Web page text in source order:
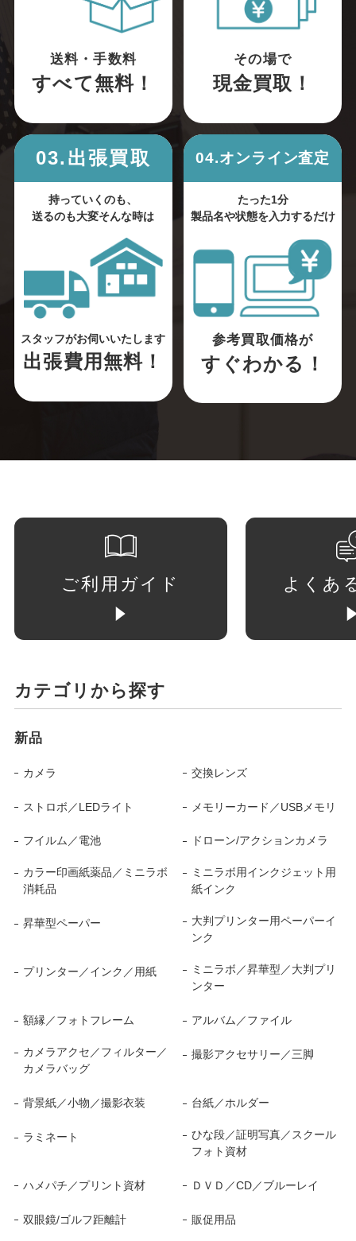
送料・手数料
すべて無料！
その場で
現金買取！
03.出張買取
持っていくのも、
送るのも大変そんな時は
スタッフがお伺いいたします
出張費用無料！
04.オンライン査定
たった1分
製品名や状態を入力するだけ
参考買取価格が
すぐわかる！
ご利用ガイド よくあ
カテゴリから探す
新品
カメラ 交換レンズ
ストロボ／LEDライト メモリーカード／USBメモリ
フイルム／電池 ドローン/アクションカメラ
カラー印画紙薬品／ミニラボ
消耗品
ミニラボ用インクジェット用
紙インク
昇華型ペーパー
大判プリンター用ペーパーイ
ンク
プリンター／インク／用紙
ミニラボ／昇華型／大判プリ
ンター
額縁／フォトフレーム アルバム／ファイル
カメラアクセ／フィルター／
カメラバッグ
撮影アクセサリー／三脚
背景紙／小物／撮影衣装 台紙／ホルダー
ラミネート
ひな段／証明写真／スクール
フォト資材
ハメパチ／プリント資材 ＤＶＤ／CD／ブルーレイ
双眼鏡/ゴルフ距離計 販促用品